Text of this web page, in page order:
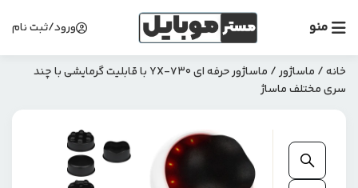
منو ورود/ثبت نام
خانه/ ماساژور
/ ماساژور حرفه ای YX-730 با قابلیت گرمایشی با چند
سری مختلف ماساژ
بزرگنمایی محصول